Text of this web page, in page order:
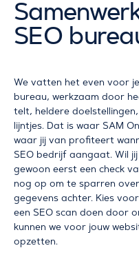
SEO
We vatten het even voor
bureau, werkzaam door
telt, heldere
lijntjes. Dat is waar SAM
waar jij van profiteert
SEO bedrijf aangaat. Wil
gewoon eerst een check
nog op om te sparren
gegevens achter. Kies voor
een SEO scan doen door
kunnen we voor jouw
opzetten.